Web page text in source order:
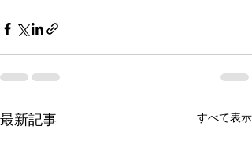
最新記事 すべて表示